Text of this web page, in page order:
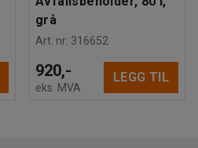
grå
Art. nr: 316652
920,-
eks. MVA
LEGG TIL